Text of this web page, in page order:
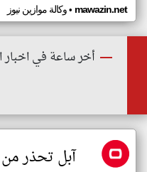
وكالة موازين نيوز• mawazin.net
أخر ساعة في اخبار
آبل تحذر